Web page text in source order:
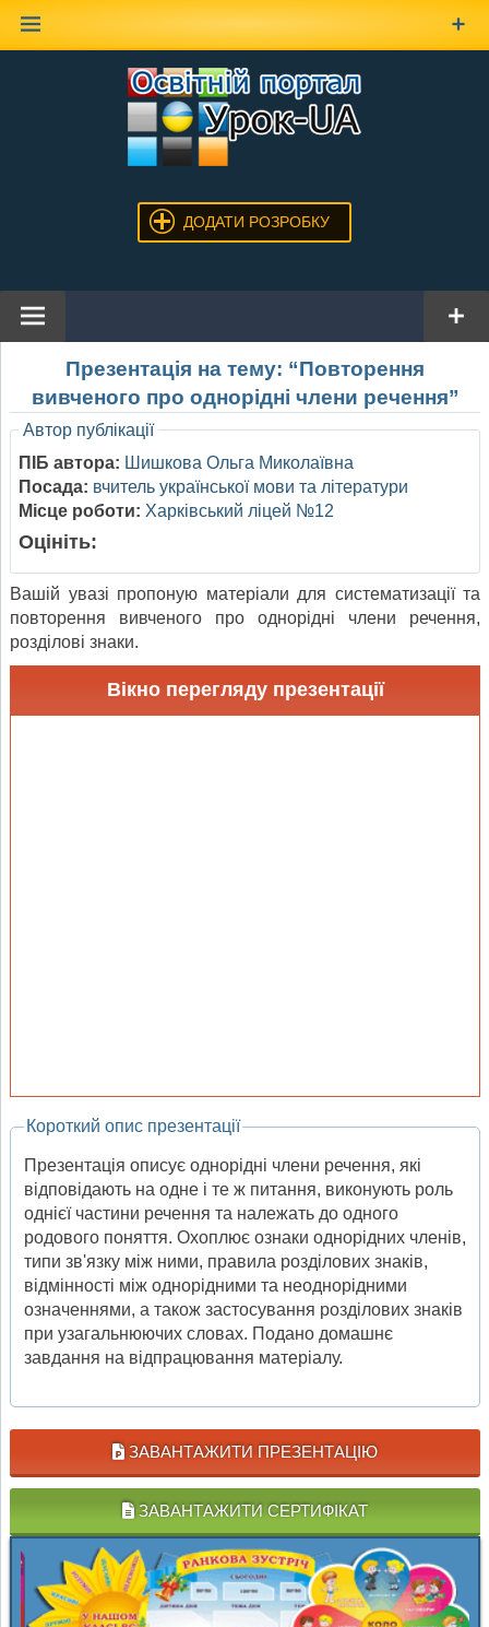
ДОДАТИ РОЗРОБКУ
Презентація на тему: “Повторення
вивченого про однорідні члени речення”
Автор публікації
ПІБ автора: Шишкова Ольга Миколаївна
Посада: вчитель української мови та літератури
Місце роботи: Харківський ліцей №12
Оцініть:
Вашій увазі пропоную матеріали для систематизації та
повторення вивченого про однорідні члени речення,
розділові знаки.
Вікно перегляду презентації
Короткий опис презентації
Презентація описує однорідні члени речення, які
відповідають на одне і те ж питання, виконують роль
однієї частини речення та належать до одного
родового поняття. Охоплює ознаки однорідних членів,
типи зв'язку між ними, правила розділових знаків,
відмінності між однорідними та неоднорідними
означеннями, а також застосування розділових знаків
при узагальнюючих словах. Подано домашнє
завдання на відпрацювання матеріалу.
ЗАВАНТАЖИТИ ПРЕЗЕНТАЦІЮ
ЗАВАНТАЖИТИ СЕРТИФІКАТ